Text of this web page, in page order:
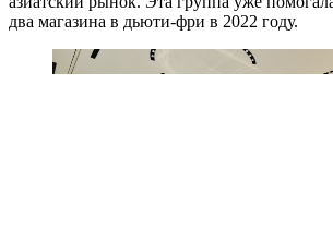
два магазина в дьюти-фри в 2022 году.